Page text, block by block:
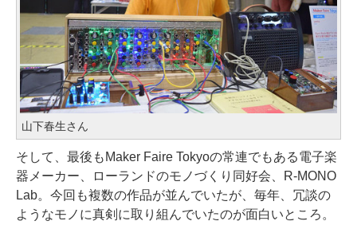
山下春生さん
そして、最後もMaker Faire Tokyoの常連でもある電子楽
器メーカー、ローランドのモノづくり同好会、R-MONO
Lab。今回も複数の作品が並んでいたが、毎年、冗談の
ようなモノに真剣に取り組んでいたのが面白いところ。